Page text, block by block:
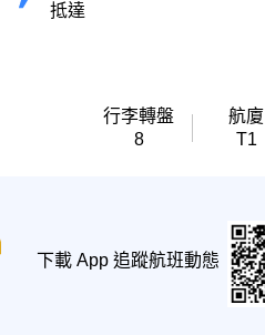
抵達
行李轉盤
8
航廈
T1
下載 App 追蹤航班動態